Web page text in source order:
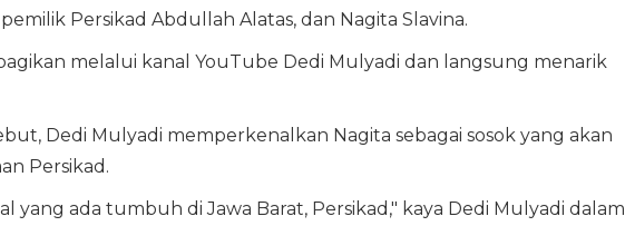
Persikad Abdullah Alatas, dan Nagita Slavina.
melalui kanal YouTube Dedi Mulyadi dan langsung menarik
Dedi Mulyadi memperkenalkan Nagita sebagai sosok yang akan
Persikad.
yang ada tumbuh di Jawa Barat, Persikad," kaya Dedi Mulyadi dalam